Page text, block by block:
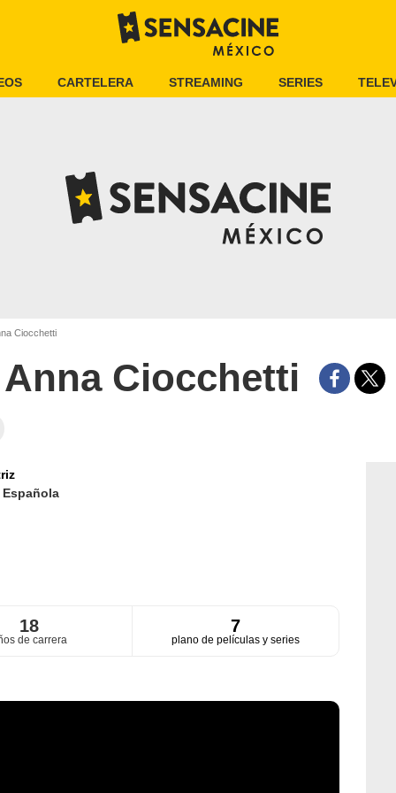
CARTELERA STREAMING SERIES
Ciocchetti
Anna Ciocchetti
Española
18
de carrera
7
plano de películas y series